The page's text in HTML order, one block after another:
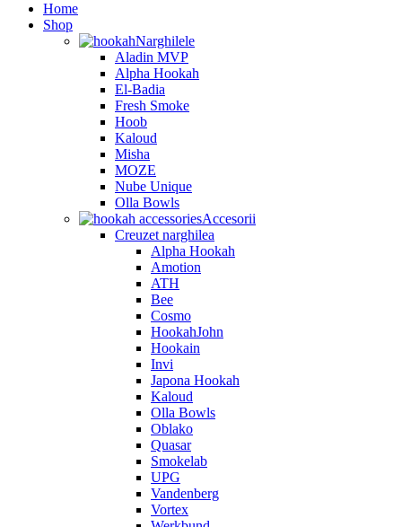
Home
Shop
Narghilele
Aladin MVP
Alpha Hookah
El-Badia
Fresh Smoke
Hoob
Kaloud
Misha
MOZE
Nube Unique
Olla Bowls
Accesorii
Creuzet narghilea
Alpha Hookah
Amotion
ATH
Bee
Cosmo
HookahJohn
Hookain
Invi
Japona Hookah
Kaloud
Olla Bowls
Oblako
Quasar
Smokelab
UPG
Vandenberg
Vortex